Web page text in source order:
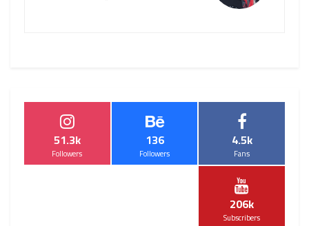
4.5k
Fans
136
Followers
51.3k
Followers
206k
Subscribers